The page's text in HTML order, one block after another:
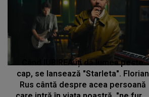
Când IUBIREA îți dă lumea peste
cap, se lansează "Starleta". Florian
Rus cântă despre acea persoană